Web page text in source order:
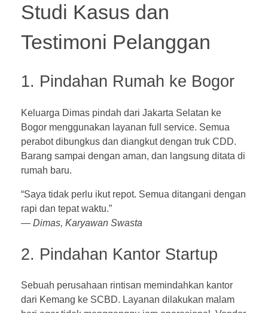
Studi Kasus dan
Testimoni Pelanggan
1. Pindahan Rumah ke Bogor
Keluarga Dimas pindah dari Jakarta Selatan ke
Bogor menggunakan layanan full service. Semua
perabot dibungkus dan diangkut dengan truk CDD.
Barang sampai dengan aman, dan langsung ditata di
rumah baru.
“Saya tidak perlu ikut repot. Semua ditangani dengan
rapi dan tepat waktu.”
— Dimas, Karyawan Swasta
2. Pindahan Kantor Startup
Sebuah perusahaan rintisan memindahkan kantor
dari Kemang ke SCBD. Layanan dilakukan malam